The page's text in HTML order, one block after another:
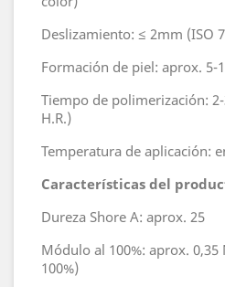
Deslizamiento: ≤ 2mm (ISO
Formación de piel: aprox. 5-
Tiempo de polimerización:
H.R.)
Temperatura de aplicación:
Características del
Dureza Shore A: aprox. 25
Módulo al 100%: aprox. 0,35
100%)